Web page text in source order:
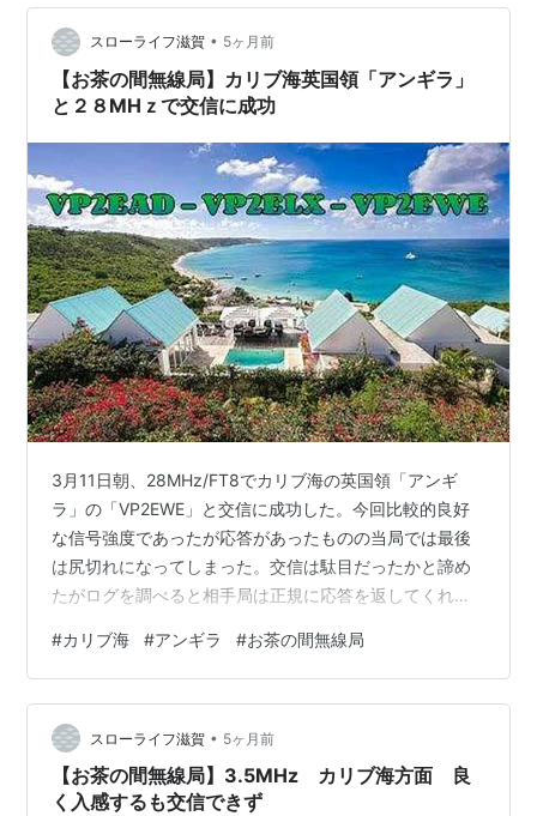
できていない。ガイアナは当局にとってブランドニュー
カントリーになる。長年このガイアナと同様に交信でき
ていなかったカリブ海南部のベネズエラ沖合にあるオラ
ンダ領の島「ボネー…
スローライフ滋賀 • 5ヶ月前
【お茶の間無線局】カリブ海英国領「アンギラ」
と２８MHｚで交信に成功
3月11日朝、28MHz/FT8でカリブ海の英国領「アンギ
ラ」の「VP2EWE」と交信に成功した。今回比較的良好
な信号強度であったが応答があったものの当局では最後
は尻切れになってしまった。交信は駄目だったかと諦め
たがログを調べると相手局は正規に応答を返してくれて
ある。 バンドのコンデションは春型に移行しており、こ
の日は極短時間だったが２８MHｚで「アンギラ」が入感
した。この局は3月3日～20日まで運用予定となってい
る。 昔からこのアンギラから度々ON AIRされているが至
近距離で向かいの島はオランダ領「セイントマーチン
島」」であるがこちらの…
#カリブ海 #アンギラ #お茶の間無線局
スローライフ滋賀 • 5ヶ月前
【お茶の間無線局】3.5MHz カリブ海方面 良
く入感するも交信できず